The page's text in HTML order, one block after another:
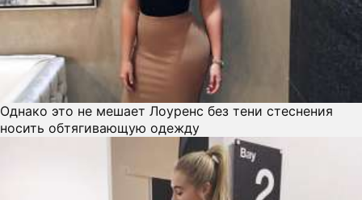
Однако это не мешает Лоуренс без тени стеснения
носить обтягивающую одежду